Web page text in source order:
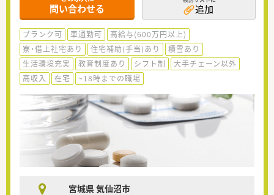
問い合わせる 追加
ブランク可 車通勤可
高給与(600万円以上)
寮・借上社宅あり
住宅補助(手当)あり
積雪あり
生活環境充実
教育制度あり シフト制
大手チェーン以外
高収入
在宅 ~18時までの職場
宮城県 気仙沼市